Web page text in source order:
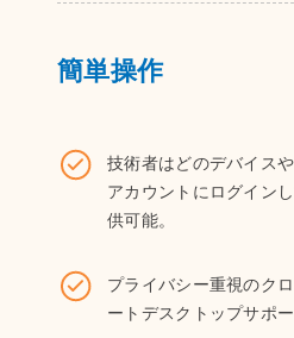
簡単操作
技術者はどのデバイス
アカウントにログイン
供可能。
プライバシー重視のク
ートデスクトップサポ